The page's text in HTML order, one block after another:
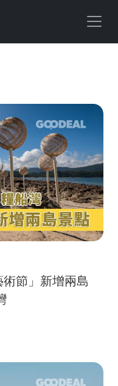
節」新增兩島